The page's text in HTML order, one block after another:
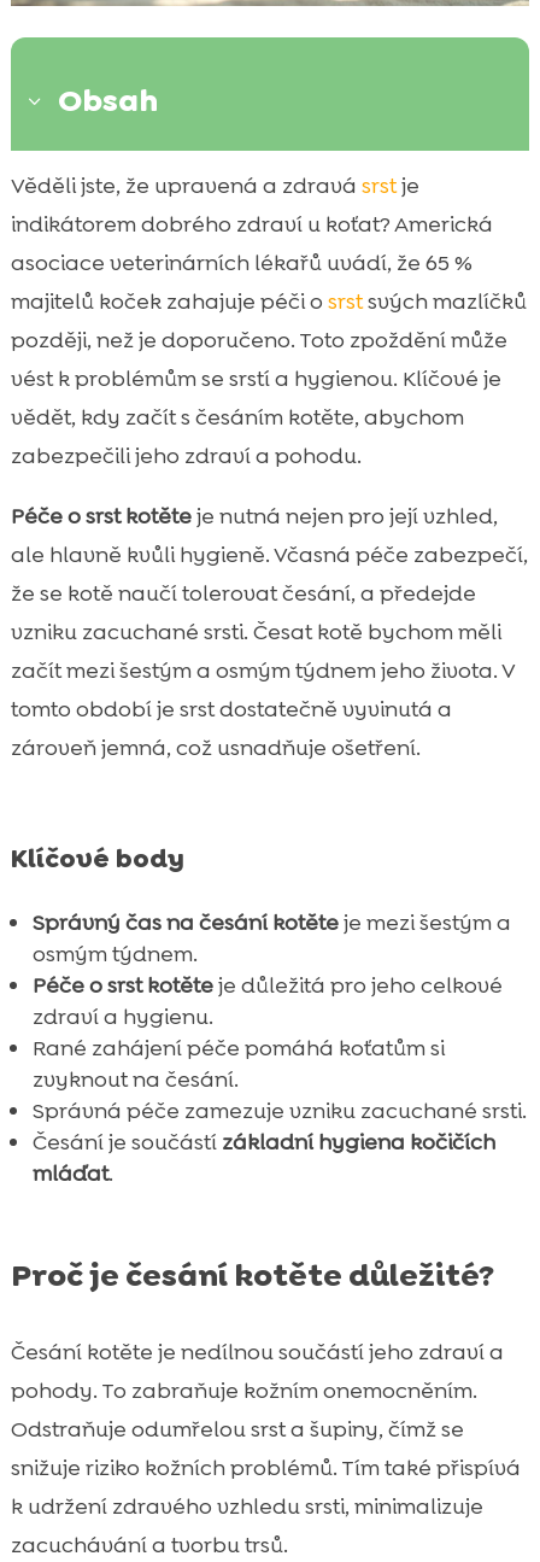
3 Obsah
 Proč je česání kotěte důležité?
 Kdy je kotě připraveno na první česání?
 Jak připravit kotě na česání?
 Krok za krokem průvodce prvním česáním
 Jak často česat kotě?
 Tipy pro úspěšné česání kotěte
 Výhody pravidelného česání pro zdraví
kotěte
česání kotěte?
 Kdy hledat odbornou pomoc?
Batch s hypoalergenními krmivy CricksyCat
 Kdy poprvé česat kotě?
Jak česání ovlivňuje další aspekty péče o
Jak řešit problémy při česání?
Časté chyby při česání kotěte
 Závěr
FAQ
Věděli jste, že upravená a zdravá srstje
indikátorem dobrého zdraví u koťat? Americká
asociace veterinárních lékařů uvádí, že 65 %
majitelů koček zahajuje péči o srstsvých mazlíčků
později, než je doporučeno. Toto zpoždění může
vést k problémům se srstí a hygienou. Klíčové je
vědět, kdy začít s česáním kotěte, abychom
zabezpečili jeho zdraví a pohodu.
Péče o srst kotěteje nutná nejen pro její vzhled,
ale hlavně kvůli hygieně. Včasná péče zabezpečí,
že se kotě naučí tolerovat česání, a předejde
vzniku zacuchané srsti. Česat kotě bychom měli
začít mezi šestým a osmým týdnem jeho života. V
tomto období je srst dostatečně vyvinutá a
zároveň jemná, což usnadňuje ošetření.
Klíčové body
Správný čas na česání kotěteje mezi šestým a
osmým týdnem.
Péče o srst kotěteje důležitá pro jeho celkové
zdraví a hygienu.
Rané zahájení péče pomáhá koťatům si
zvyknout na česání.
Správná péče zamezuje vzniku zacuchané srsti.
Česání je součástí základní hygiena kočičích
mláďat.
Proč je česání kotěte důležité?
Česání kotěte je nedílnou součástí jeho zdraví a
pohody. To zabraňuje kožním onemocněním.
Odstraňuje odumřelou srst a šupiny, čímž se
snižuje riziko kožních problémů. Tím také přispívá
k udržení zdravého vzhledu srsti, minimalizuje
zacuchávání a tvorbu trsů.